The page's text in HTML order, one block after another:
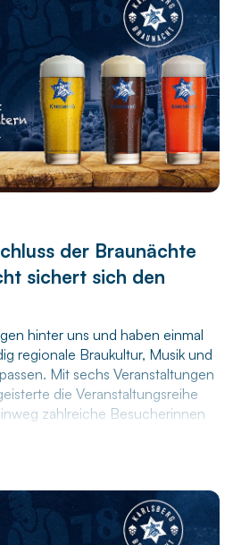
der Braunächte
sichert sich den
hinter uns und haben einmal
regionale Braukultur, Musik und
Mit sechs Veranstaltungen
die Veranstaltungsreihe
zahlreiche Besucherinnen
am vergangenen Samstag
2026 erfolgreich zu
Auftakt in Homburg machte die
an insgesamt sechs
dabei zahlreiche Gäste an, die